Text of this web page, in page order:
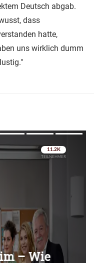
Deutsch abgab.
dass
hatte,
uns wirklich dumm
Überspringen